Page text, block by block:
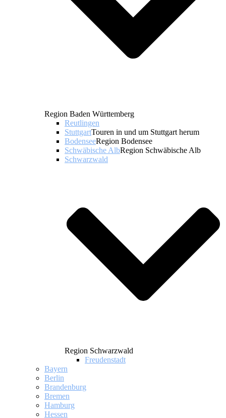
Region Baden Württemberg
Reutlingen
StuttgartTouren in und um Stuttgart herum
BodenseeRegion Bodensee
Schwäbische AlbRegion Schwäbische Alb
Schwarzwald
Region Schwarzwald
Freudenstadt
Bayern
Berlin
Brandenburg
Bremen
Hamburg
Hessen